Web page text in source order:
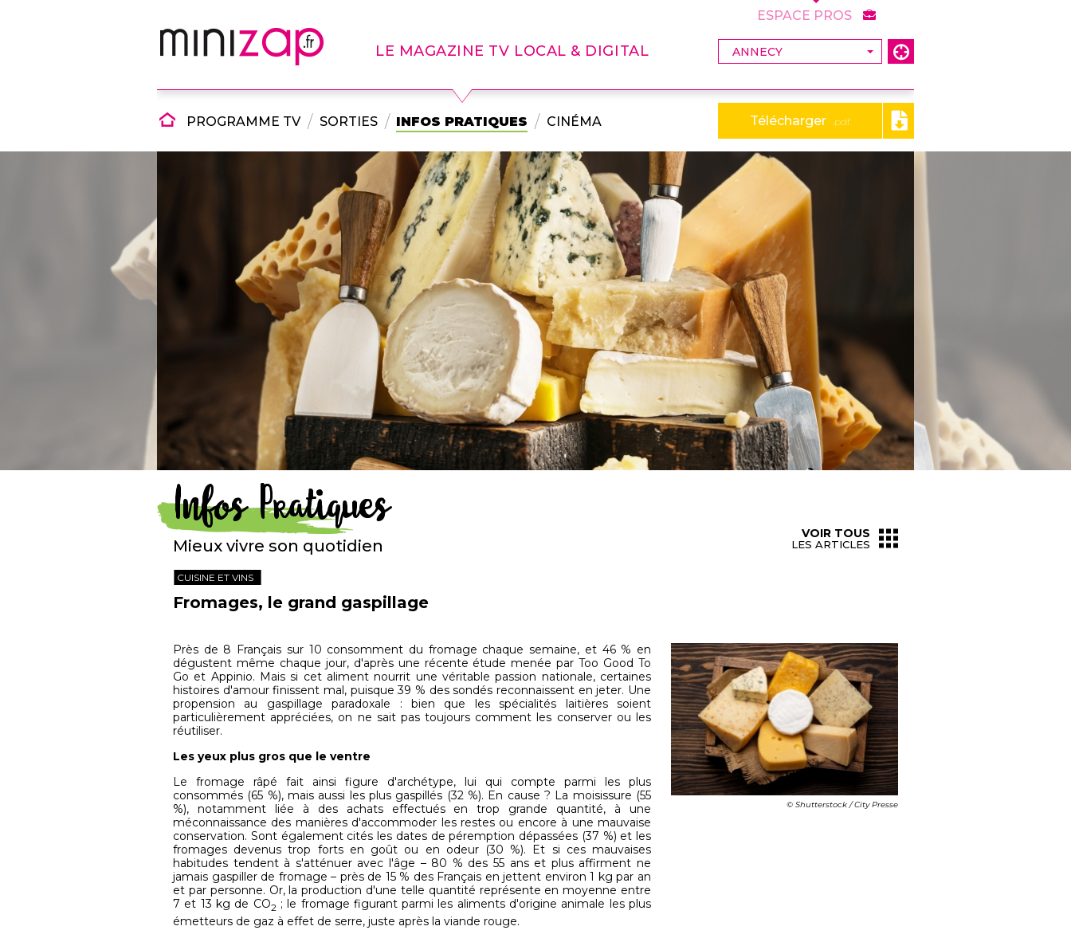
LE MAGAZINE TV LOCAL & DIGITAL
PROGRAMME TV SORTIES INFOS PRATIQUES CINÉMA Télécharger .pdf
ESPACE PROS
Infos Pratiques
Mieux vivre son quotidien
VOIR TOUS
LES ARTICLES
CUISINE ET VINS
Fromages, le grand gaspillage
Près de 8 Français sur 10 consomment du fromage chaque semaine, et 46 % en
dégustent même chaque jour, d'après une récente étude menée par Too Good To
Go et Appinio. Mais si cet aliment nourrit une véritable passion nationale, certaines
histoires d'amour finissent mal, puisque 39 % des sondés reconnaissent en jeter. Une
propension au gaspillage paradoxale : bien que les spécialités laitières soient
particulièrement appréciées, on ne sait pas toujours comment les conserver ou les
réutiliser.
Les yeux plus gros que le ventre
Le fromage râpé fait ainsi figure d'archétype, lui qui compte parmi les plus
consommés (65 %), mais aussi les plus gaspillés (32 %). En cause ? La moisissure (55
%), notamment liée à des achats effectués en trop grande quantité, à une
méconnaissance des manières d'accommoder les restes ou encore à une mauvaise
conservation. Sont également cités les dates de péremption dépassées (37 %) et les
fromages devenus trop forts en goût ou en odeur (30 %). Et si ces mauvaises
habitudes tendent à s'atténuer avec l'âge – 80 % des 55 ans et plus affirment ne
jamais gaspiller de fromage – près de 15 % des Français en jettent environ 1 kg par an
et par personne. Or, la production d'une telle quantité représente en moyenne entre
7 et 13 kg de CO2 ; le fromage figurant parmi les aliments d'origine animale les plus
émetteurs de gaz à effet de serre, juste après la viande rouge.
© Shutterstock / City Presse